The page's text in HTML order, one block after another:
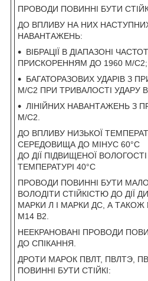
ПРОВОДИ ПОВИННІ БУТИ
ДО ВПЛИВУ НА НИХ
НАВАНТАЖЕНЬ:
ВІБРАЦІЇ В ДІАПАЗОНІ
ПРИСКОРЕННЯМ ДО 1960 М/С2;
БАГАТОРАЗОВИХ УДАРІВ З
М/С2 ПРИ ТРИВАЛОСТІ УДАРУ
ЛІНІЙНИХ НАВАНТАЖЕНЬ З
М/С2.
ДО ВПЛИВУ НИЗЬКОЇ
СЕРЕДОВИЩА ДО МІНУС 60°С
ДО ДІЇ ПІДВИЩЕНОЇ
ТЕМПЕРАТУРІ 40°С
ПРОВОДИ ПОВИННІ БУТИ
ВОЛОДІТИ СТІЙКІСТЮ ДО ДІЇ
МАРКИ Л І МАРКИ ДС, А ТАКОЖ
М14 В2.
НЕЕКРАНОВАНІ ПРОВОДИ
ДО СПІКАННЯ.
ДРОТИ МАРОК ПВЛТ, ПВЛТЭ,
ПОВИННІ БУТИ СТІЙКІ: